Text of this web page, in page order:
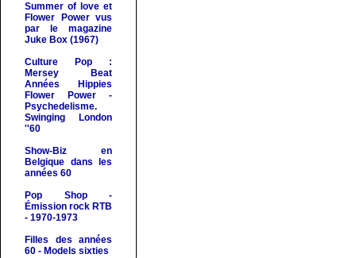
Summer of love et
Flower Power vus
par le magazine
Juke Box (1967)
Culture Pop :
Mersey Beat
Années Hippies
Flower Power -
Psychedelisme.
Swinging London
''60
Show-Biz en
Belgique dans les
années 60
Pop Shop-
Émission rock RTB
- 1970-1973
Filles des années
60 - Models sixties